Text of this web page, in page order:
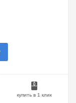
купить в 1 клик